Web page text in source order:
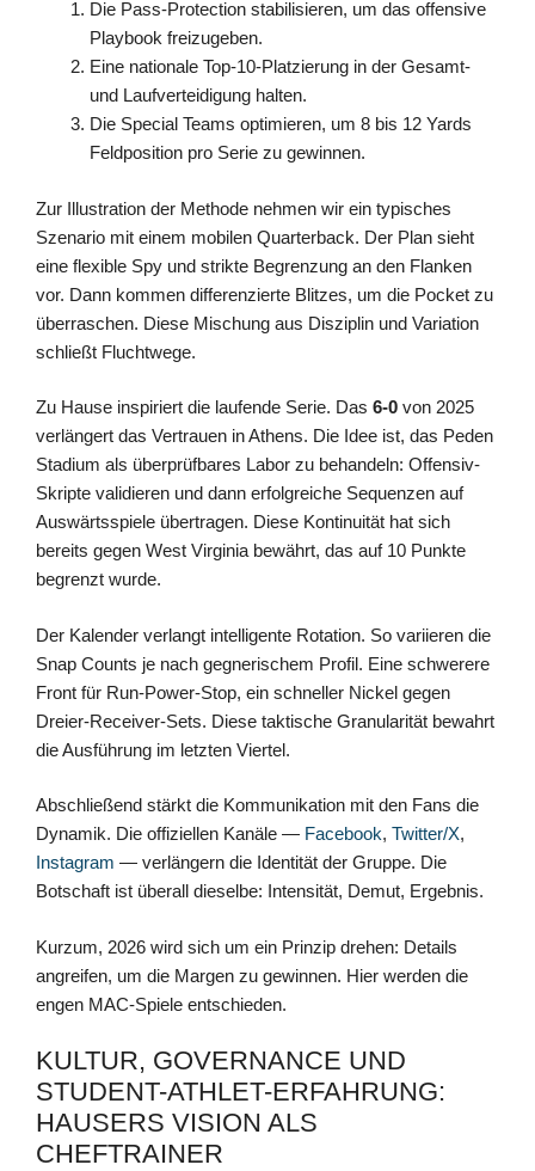
Die Pass-Protection stabilisieren, um das offensive
Playbook freizugeben.
Eine nationale Top-10-Platzierung in der Gesamt-
und Laufverteidigung halten.
Die Special Teams optimieren, um 8 bis 12 Yards
Feldposition pro Serie zu gewinnen.
Zur Illustration der Methode nehmen wir ein typisches
Szenario mit einem mobilen Quarterback. Der Plan sieht
eine flexible Spy und strikte Begrenzung an den Flanken
vor. Dann kommen differenzierte Blitzes, um die Pocket zu
überraschen. Diese Mischung aus Disziplin und Variation
schließt Fluchtwege.
Zu Hause inspiriert die laufende Serie. Das 6-0 von 2025
verlängert das Vertrauen in Athens. Die Idee ist, das Peden
Stadium als überprüfbares Labor zu behandeln: Offensiv-
Skripte validieren und dann erfolgreiche Sequenzen auf
Auswärtsspiele übertragen. Diese Kontinuität hat sich
bereits gegen West Virginia bewährt, das auf 10 Punkte
begrenzt wurde.
Der Kalender verlangt intelligente Rotation. So variieren die
Snap Counts je nach gegnerischem Profil. Eine schwerere
Front für Run-Power-Stop, ein schneller Nickel gegen
Dreier-Receiver-Sets. Diese taktische Granularität bewahrt
die Ausführung im letzten Viertel.
Abschließend stärkt die Kommunikation mit den Fans die
Dynamik. Die offiziellen Kanäle — Facebook, Twitter/X,
Instagram — verlängern die Identität der Gruppe. Die
Botschaft ist überall dieselbe: Intensität, Demut, Ergebnis.
Kurzum, 2026 wird sich um ein Prinzip drehen: Details
angreifen, um die Margen zu gewinnen. Hier werden die
engen MAC-Spiele entschieden.
KULTUR, GOVERNANCE UND
STUDENT-ATHLET-ERFAHRUNG:
HAUSERS VISION ALS
CHEFTRAINER